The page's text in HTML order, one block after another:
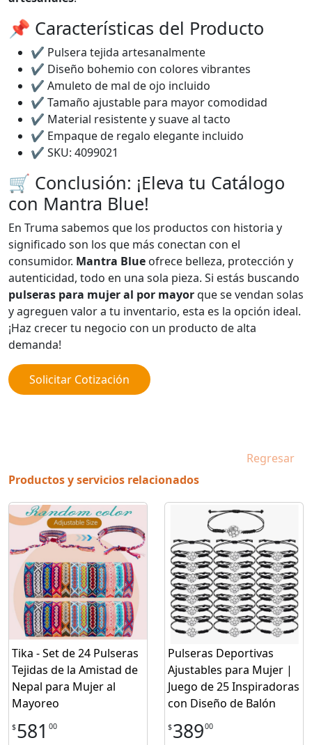
📌 Características del Producto
✔️ Pulsera tejida artesanalmente
✔️ Diseño bohemio con colores vibrantes
✔️ Amuleto de mal de ojo incluido
✔️ Tamaño ajustable para mayor comodidad
✔️ Material resistente y suave al tacto
✔️ Empaque de regalo elegante incluido
✔️ SKU: 4099021
🛒 Conclusión: ¡Eleva tu Catálogo
con Mantra Blue!
En Truma sabemos que los productos con historia y
significado son los que más conectan con el
consumidor. Mantra Blue ofrece belleza, protección y
autenticidad, todo en una sola pieza. Si estás buscando
pulseras para mujer al por mayorque se vendan solas
y agreguen valor a tu inventario, esta es la opción ideal.
¡Haz crecer tu negocio con un producto de alta
demanda!
Solicitar Cotización
Regresar
Productos y servicios relacionados
Tika - Set de 24 Pulseras
Tejidas de la Amistad de
Nepal para Mujer al
Mayoreo
$581 00
Pulseras Deportivas
Ajustables para Mujer |
Juego de 25 Inspiradoras
con Diseño de Balón
$38900